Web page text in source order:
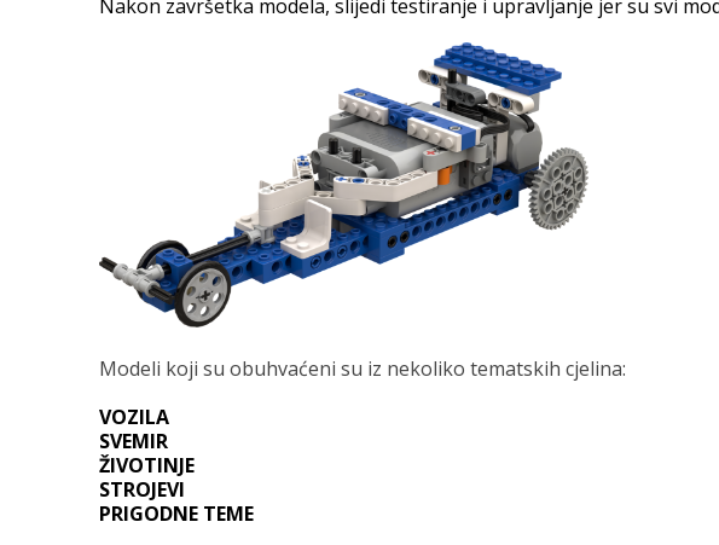
Nakon završetka modela, slijedi testiranje i upravljanje jer su svi
Modeli koji su obuhvaćeni su iz nekoliko tematskih cjelina:
VOZILA
SVEMIR
ŽIVOTINJE
STROJEVI
PRIGODNE TEME